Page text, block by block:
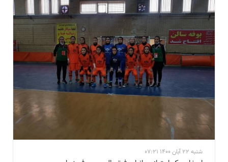
شنبه 22 آبان 1400 07:21